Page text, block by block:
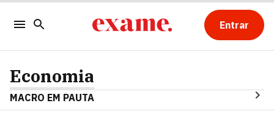
Entrar
Economia
MACRO EM PAUTA